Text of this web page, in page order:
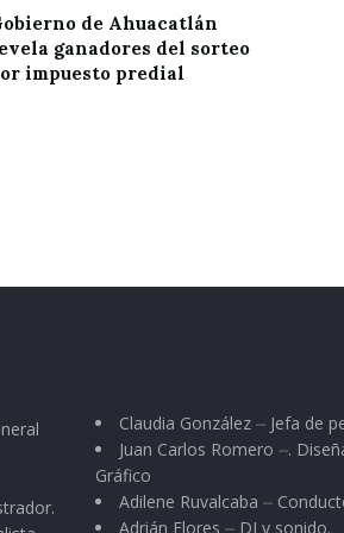
de Ahuacatlán
ganadores del sorteo
impuesto predial
Claudia González ⏤ Jefa de
Juan Carlos Romero ⏤.
Gráfico
Adilene Ruvalcaba ⏤
Adrián Flores ⏤ DJ y sonido.